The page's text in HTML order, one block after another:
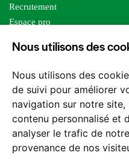
Nous utilisons des
Nous utilisons des
de suivi pour améliorer
navigation sur notre
contenu personnalisé et
analyser le trafic de
provenance de nos
Recrutement
Espace pro
Foreign rights